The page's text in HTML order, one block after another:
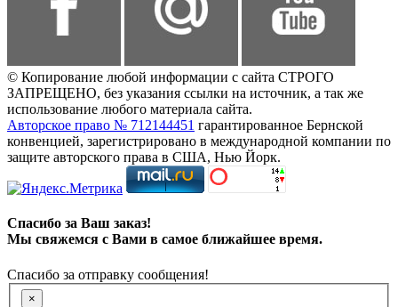
© Копирование любой информации с сайта СТРОГО
ЗАПРЕЩЕНО, без указания ссылки на источник, а так же
использование любого материала сайта.
Авторское право № 712144451 гарантированное Бернской
конвенцией, зарегистрировано в международной компании по
защите авторского права в США, Нью Йорк.
Спасибо за Ваш заказ!
Мы свяжемся с Вами в самое ближайшее время.
Спасибо за отправку сообщения!
×